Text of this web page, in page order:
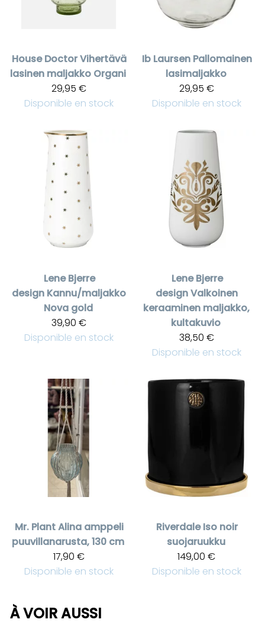
House DoctorVihertävä
lasinen maljakko Organi
29,95 €
Disponible en stock
Ib Laursen Pallomainen
lasimaljakko
29,95 €
Disponible en stock
Lene Bjerre
design Kannu/maljakko
Nova gold
39,90 €
Disponible en stock
Lene Bjerre
designValkoinen
keraaminen maljakko,
kultakuvio
38,50 €
Disponible en stock
Mr. PlantAlina amppeli
puuvillanarusta, 130 cm
17,90 €
Disponible en stock
Riverdale Iso noir
suojaruukku
149,00 €
Disponible en stock
À VOIR AUSSI